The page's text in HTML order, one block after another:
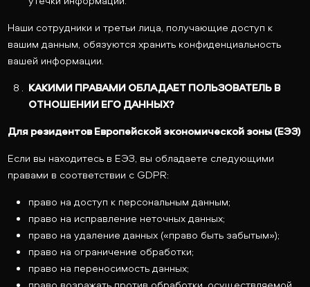
Наши сотрудники и третьи лица, получающие доступ к
вашим данным, обязуются хранить конфиденциальность
вашей информации.
КАКИМИ ПРАВАМИ ОБЛАДАЕТ ПОЛЬЗОВАТЕЛЬ В
ОТНОШЕНИИ ЕГО ДАННЫХ?
Для резидентов Европейской экономической зоны (ЕЭЗ)
Если вы находитесь в ЕЭЗ, вы обладаете следующими
правами в соответствии с GDPR:
право на доступ к персональным данным;
право на исправление неточных данных;
право на удаление данных («право быть забытым»);
право на ограничение обработки;
право на переносимость данных;